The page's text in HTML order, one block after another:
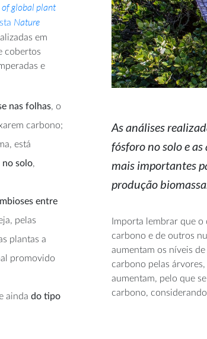
global plant
Nature
em
cobertos
e
nas folhas, o
carbono;
está
no solo,
entre
pelas
plantas a
promovido
ainda do tipo
As análises
fósforo no solo e
mais importantes
produção biomassa.
Importa lembrar que o
carbono e de outros
aumentam os níveis de
carbono pelas
aumentam, pelo que
carbono,